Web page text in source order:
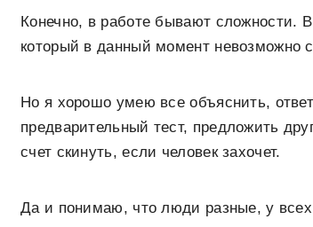
Конечно, в работе бывают сложности. В
который в данный момент невозможно
Но я хорошо умею все объяснить,
предварительный тест, предложить
счет скинуть, если человек захочет.
Да и понимаю, что люди разные, у